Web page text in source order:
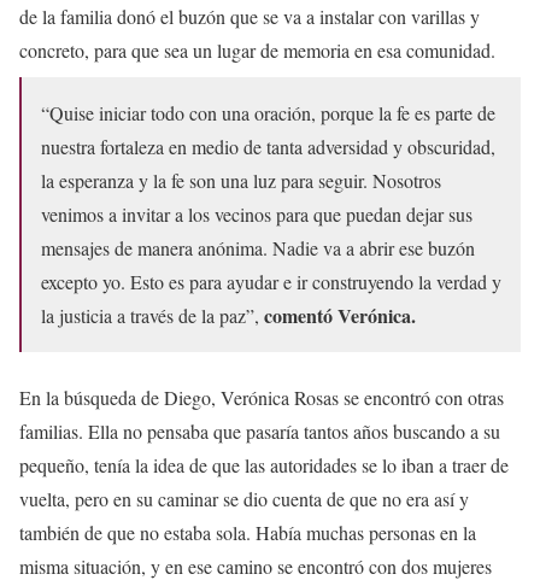
de la familia donó el buzón que se va a instalar con varillas y
concreto, para que sea un lugar de memoria en esa comunidad.
“Quise iniciar todo con una oración, porque la fe es parte de
nuestra fortaleza en medio de tanta adversidad y obscuridad,
la esperanza y la fe son una luz para seguir. Nosotros
venimos a invitar a los vecinos para que puedan dejar sus
mensajes de manera anónima. Nadie va a abrir ese buzón
excepto yo. Esto es para ayudar e ir construyendo la verdad y
la justicia a través de la paz”, comentó Verónica.
En la búsqueda de Diego, Verónica Rosas se encontró con otras
familias. Ella no pensaba que pasaría tantos años buscando a su
pequeño, tenía la idea de que las autoridades se lo iban a traer de
vuelta, pero en su caminar se dio cuenta de que no era así y
también de que no estaba sola. Había muchas personas en la
misma situación, y en ese camino se encontró con dos mujeres